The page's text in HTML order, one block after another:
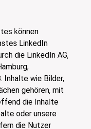
können
LinkedIn
die LinkedIn AG,
Inhalte wie Bilder,
gehören, mit
die Inhalte
oder unsere
die Nutzer